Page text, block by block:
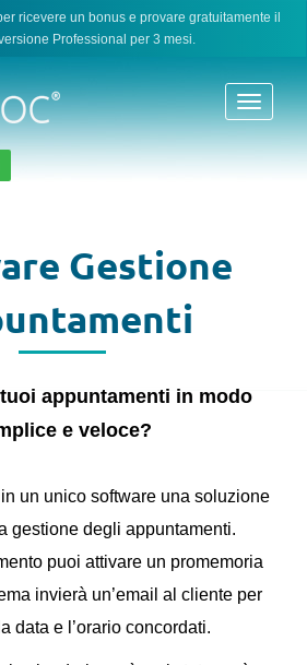
ricevere un bonus e provare gratuitamente il
Professional per 3 mesi.
Gestione
appuntamenti in modo
e veloce?
un unico software una soluzione
gestione degli appuntamenti.
puoi attivare un promemoria
invierà un’email al cliente per
data e l’orario concordati.